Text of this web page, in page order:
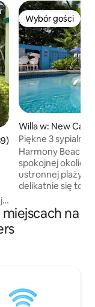
4,97 na 5,
Wybór gości
Wybór gości
Willa w: New
Piękne 3
2 minuty
Harmony Beach
spokojnej okolicy
ustronnej plaży. Obserwuj, jak fale
delikatnie się
tylko Twoja.
wygodach, aby
Jesteśmy pewni,
prawdziwego
na